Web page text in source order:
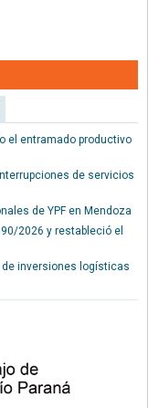
el entramado productivo
de servicios
de YPF en Mendoza
2026 y restableció el
de inversiones logísticas